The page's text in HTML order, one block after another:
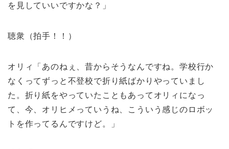
を見していいですかな？」
聴衆（拍手！！）
オリィ「あのねぇ、昔からそうなんですね。学校行か
なくってずっと不登校で折り紙ばかりやっていまし
た。折り紙をやっていたこともあってオリィになっ
て、今、オリヒメっていうね、こういう感じのロボッ
トを作ってるんですけど。」